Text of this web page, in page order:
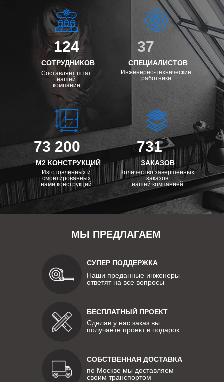
124
СОТРУДНИКОВ
Составляет штат
нашей
компании
73 200
М2 КОНСТРУКЦИЙ
Изготовленных и
смонтированных
нами конструкций
731
ЗАКАЗОВ
Количество завершенных
заказов
нашей компанией
37
СПЕЦИАЛИСТОВ
Инженерно-технические
работники
МЫ ПРЕДЛАГАЕМ
СУПЕР ПОДДЕРЖКА
Наши преданные инженеры
ответят на все вопросы
БЕСПЛАТНЫЙ ПРОЕКТ
Сделав у нас заказ вы
получаете проект в подарок
СОБСТВЕННАЯ ДОСТАВКА
по Москве мы доставляем
своим транспортом